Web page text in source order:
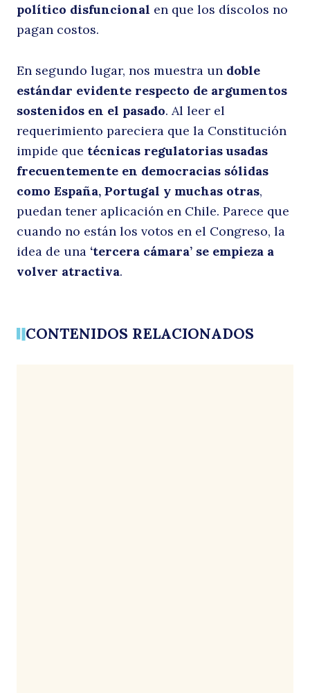
político disfuncional en que los díscolos no
pagan costos.
En segundo lugar, nos muestra un doble
estándar evidente respecto de argumentos
sostenidos en el pasado. Al leer el
requerimiento pareciera que la Constitución
impide que técnicas regulatorias usadas
frecuentemente en democracias sólidas
como España, Portugal y muchas otras,
puedan tener aplicación en Chile. Parece que
cuando no están los votos en el Congreso, la
idea de una ‘tercera cámara’ se empieza a
volver atractiva.
CONTENIDOS RELACIONADOS